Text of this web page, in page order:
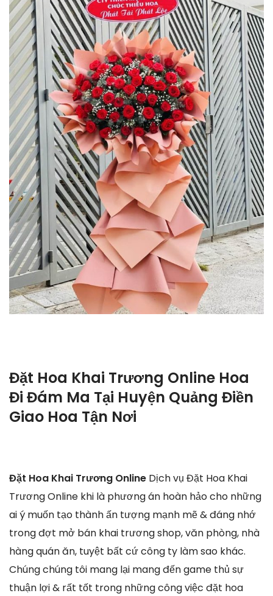
Đặt Hoa Khai Trương Online Hoa
Đi Đám Ma Tại Huyện Quảng Điền
Giao Hoa Tận Nơi
Đặt Hoa Khai Trương Online Dịch vụ Đặt Hoa Khai
Trương Online khi là phương án hoàn hảo cho những
ai ý muốn tạo thành ấn tượng mạnh mẽ & đáng nhớ
trong đợt mở bán khai trương shop, văn phòng, nhà
hàng quán ăn, tuyệt bất cứ công ty làm sao khác.
Chúng chúng tôi mang lại mang đến game thủ sự
thuận lợi & rất tốt trong những công việc đặt hoa